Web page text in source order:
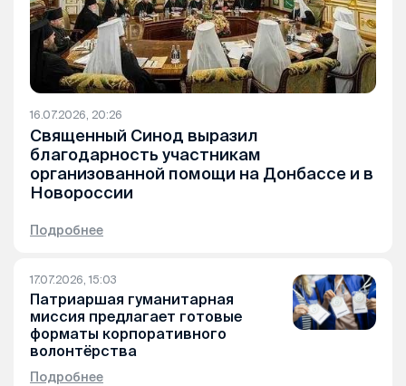
16.07.2026, 20:26
Священный Синод выразил
благодарность участникам
организованной помощи на Донбассе и в
Новороссии
Подробнее
17.07.2026, 15:03
Патриаршая гуманитарная
миссия предлагает готовые
форматы корпоративного
волонтёрства
Подробнее